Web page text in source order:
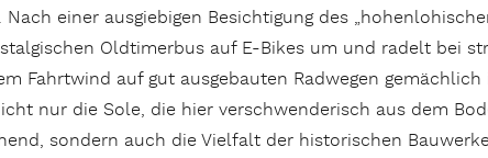
Nach einer ausgiebigen Besichtigung des
Oldtimerbus auf E-Bikes um und radelt bei
Fahrtwind auf gut ausgebauten Radwegen gemächlich
nur die Sole, die hier verschwenderisch aus dem
sondern auch die Vielfalt der historischen